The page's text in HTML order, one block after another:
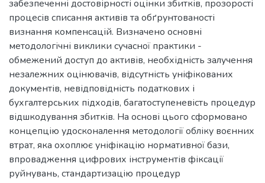
забезпеченні достовірності оцінки збитків, прозорості
процесів списання активів та обґрунтованості
визнання компенсацій. Визначено основні
методологічні виклики сучасної практики -
обмежений доступ до активів, необхідність залучення
незалежних оцінювачів, відсутність уніфікованих
документів, невідповідність податкових і
бухгалтерських підходів, багатоступеневість процедур
відшкодування збитків. На основі цього сформовано
концепцію удосконалення методології обліку воєнних
втрат, яка охоплює уніфікацію нормативної бази,
впровадження цифрових інструментів фіксації
руйнувань, стандартизацію процедур